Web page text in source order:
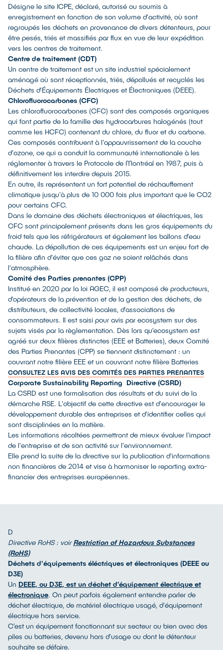
Désigne le site ICPE, déclaré, autorisé ou soumis à
enregistrement en fonction de son volume d'activité, où sont
regroupés les déchets en provenance de divers détenteurs, pour
être pesés, triés et massifiés par flux en vue de leur expédition
vers les centres de traitement.
Centre de traitement (CDT)
Un centre de traitement est un site industriel spécialement
aménagé où sont réceptionnés, triés, dépollués et recyclés les
Déchets d’Équipements Électriques et Électroniques (DEEE).
Chlorofluorocarbones (CFC)
Les chlorofluorocarbones (CFC) sont des composés organiques
qui font partie de la famille des hydrocarbures halogénés (tout
comme les HCFC) contenant du chlore, du fluor et du carbone.
Ces composés contribuent à l'appauvrissement de la couche
d'ozone, ce qui a conduit la communauté internationale à les
réglementer à travers le Protocole de Montréal en 1987, puis à
définitivement les interdire depuis 2015.
En outre, ils représentent un fort potentiel de réchauffement
climatique jusqu'à plus de 10 000 fois plus important que le CO2
pour certains CFC.
Dans le domaine des déchets électroniques et électriques, les
CFC sont principalement présents dans les gros équipements du
froid tels que les réfrigérateurs et également les ballons d’eau
chaude. La dépollution de ces équipements est un enjeu fort de
la filière afin d'éviter que ces gaz ne soient relâchés dans
l'atmosphère.
Comité des Parties prenantes (CPP)
Institué en 2020 par la loi AGEC, il est composé de producteurs,
d’opérateurs de la prévention et de la gestion des déchets, de
distributeurs, de collectivité locales, d’associations de
consommateurs. Il est saisi pour avis par ecosystem sur des
sujets visés par la règlementation. Dès lors qu’ecosystem est
agréé sur deux filières distinctes (EEE et Batteries), deux Comité
des Parties Prenantes (CPP) se tiennent distinctement : un
couvrant notre filière EEE et un couvrant notre filière Batteries
CONSULTEZ LES AVIS DES COMITÉS DES PARTIES PRENANTES
Corporate Sustainability Reporting Directive (CSRD)
La CSRD est une formalisation des résultats et du suivi de la
démarche RSE. L'objectif de cette directive est d'encourager le
développement durable des entreprises et d'identifier celles qui
sont disciplinées en la matière.
Les informations récoltées permettront de mieux évaluer l'impact
de l'entreprise et de son activité sur l'environnement.
Elle prend la suite de la directive sur la publication d'informations
non financières de 2014 et vise à harmoniser le reporting extra-
financier des entreprises européennes.
D
Directive RoHS : voirRestriction of Hazardous Substances
(RoHS)
Déchets d'équipements éléctriques et électroniques (DEEE ou
D3E)
Un DEEE, ou D3E, est un déchet d’équipement électrique et
électronique. On peut parfois également entendre parler de
déchet électrique, de matériel électrique usagé, d'équipement
électrique hors service.
C’est un équipement fonctionnant sur secteur ou bien avec des
piles ou batteries, devenu hors d’usage ou dont le détenteur
souhaite se défaire.